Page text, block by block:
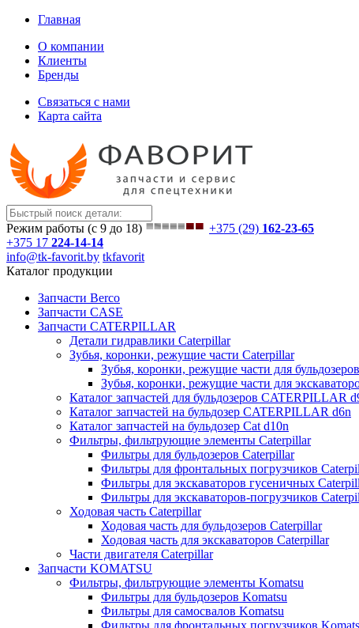
Главная
О компании
Клиенты
Бренды
Связаться с нами
Карта сайта
Режим работы (с 9 до 18) +375 (29) 162-23-65
+375 17 224-14-14
info@tk-favorit.by tkfavorit
Каталог продукции
Запчасти Berco
Запчасти CASE
Запчасти CATERPILLAR
Детали гидравлики Caterpillar
Зубья, коронки, режущие части Caterpillar
Зубья, коронки, режущие части для
Зубья, коронки, режущие части для
Каталог запчастей для бульдозеров CATERPILLAR
Каталог запчастей на бульдозер CATERPILLAR d6n
Каталог запчастей на бульдозер Сat d10n
Фильтры, фильтрующие элементы Caterpillar
Фильтры для бульдозеров Caterpillar
Фильтры для фронтальных погрузчиков
Фильтры для экскаваторов гусеничных
Фильтры для экскаваторов-погрузчиков
Ходовая часть Caterpillar
Ходовая часть для бульдозеров Caterpillar
Ходовая часть для экскаваторов Caterpillar
Части двигателя Caterpillar
Запчасти KOMATSU
Фильтры, фильтрующие элементы Komatsu
Фильтры для бульдозеров Komatsu
Фильтры для самосвалов Komatsu
Фильтры для фронтальных погрузчиков